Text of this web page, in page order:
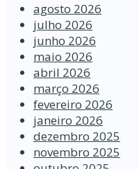
agosto 2026
julho 2026
junho 2026
maio 2026
abril 2026
março 2026
fevereiro 2026
janeiro 2026
dezembro 2025
novembro 2025